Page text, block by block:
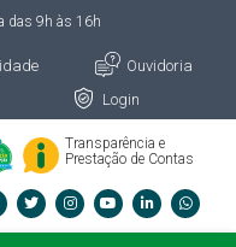
das 9h às 16h
Ouvidoria
Login
Transparência e
Prestação de Contas